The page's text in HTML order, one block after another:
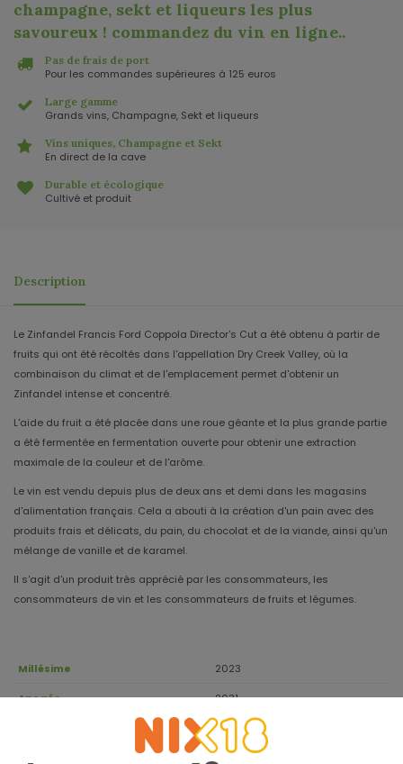
champagne, sekt et liqueurs les plus
savoureux ! commandez du vin en ligne..
Pas de frais de port
Pour les commandes supérieures à 125 euros
Large gamme
Grands vins, Champagne, Sekt et liqueurs
Vins uniques, Champagne et Sekt
En direct de la cave
Durable et écologique
Cultivé et produit
Description
Le Zinfandel Francis Ford Coppola Director's Cut a été obtenu à partir de
fruits qui ont été récoltés dans l'appellation Dry Creek Valley, où la
combinaison du climat et de l'emplacement permet d'obtenir un
Zinfandel intense et concentré.
L'aide du fruit a été placée dans une roue géante et la plus grande partie
a été fermentée en fermentation ouverte pour obtenir une extraction
maximale de la couleur et de l'arôme.
Le vin est vendu depuis plus de deux ans et demi dans les magasins
d'alimentation français. Cela a abouti à la création d'un pain avec des
produits frais et délicats, du pain, du chocolat et de la viande, ainsi qu'un
mélange de vanille et de karamel.
Il s'agit d'un produit très apprécié par les consommateurs, les
consommateurs de vin et les consommateurs de fruits et légumes.
Millésime 2023
Apogée 2031
81% Zinfandel, 14% Petite Sirah, 5%
Syrah